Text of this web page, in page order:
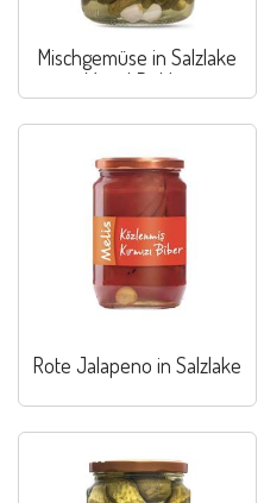
Mischgemüse in Salzlake
Mixed Pickles
Rote Jalapeno in Salzlake